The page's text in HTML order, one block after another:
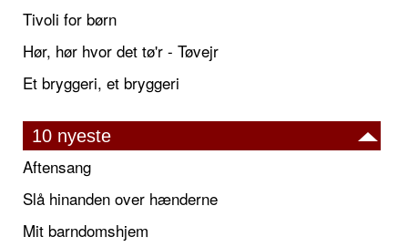
Tivoli for børn
Hør, hør hvor det tø'r - Tøvejr
Et bryggeri, et bryggeri
10 nyeste
Aftensang
Slå hinanden over hænderne
Mit barndomshjem